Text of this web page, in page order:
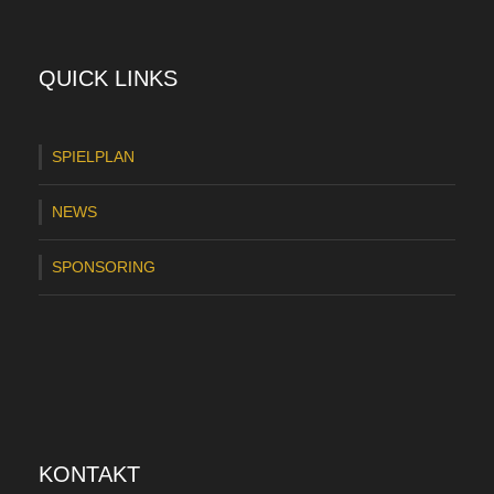
QUICK LINKS
SPIELPLAN
NEWS
SPONSORING
KONTAKT